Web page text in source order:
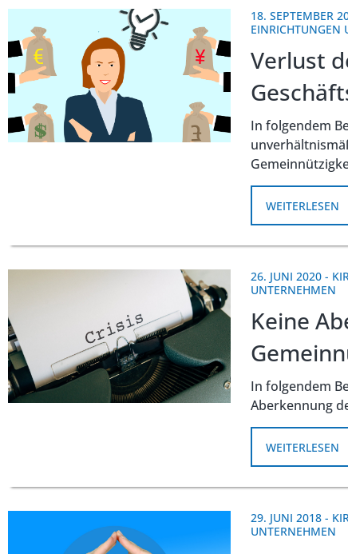
18. SEPTEMBER
EINRICHTUNGEN
Verlust
In folgendem
WEITERLESEN
26. JUNI 2020 -
UNTERNEHMEN
Keine
In folgendem
Aberkennung
WEITERLESEN
29. JUNI 2018 -
UNTERNEHMEN